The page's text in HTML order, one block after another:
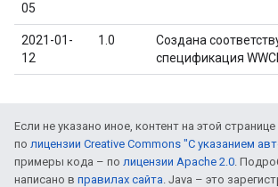
05
2021-01-
12
1.0
Создана
спецификация
Если не указано иное, контент на этой
по лицензии Creative Commons "С указанием
примеры кода – по лицензии Apache 2.0.
написано в правилах сайта. Java – это